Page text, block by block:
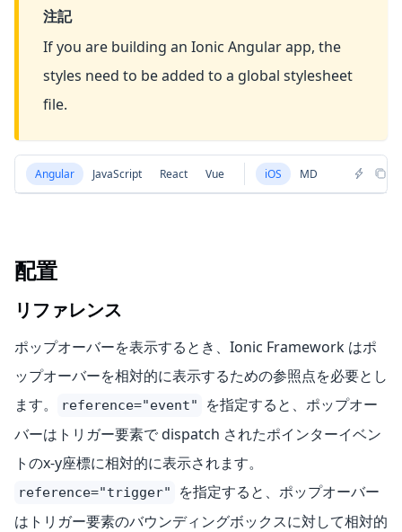
注記
If you are building an Ionic Angular app, the
styles need to be added to a global stylesheet
file.
Angular JavaScript React Vue iOS MD
配置
リファレンス
ポップオーバーを表示するとき、Ionic Framework はポ
ップオーバーを相対的に表示するための参照点を必要とし
ます。
reference="event"
を指定すると、ポップオー
バーはトリガー要素で dispatch されたポインターイベン
トのx-y座標に相対的に表示されます。
reference="trigger"
を指定すると、ポップオーバー
はトリガー要素のバウンディングボックスに対して相対的